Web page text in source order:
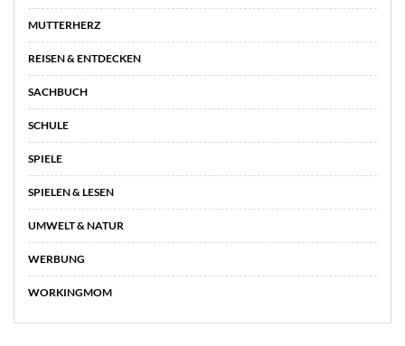
MUTTERHERZ
REISEN & ENTDECKEN
SACHBUCH
SCHULE
SPIELE
SPIELEN & LESEN
UMWELT & NATUR
WERBUNG
WORKINGMOM